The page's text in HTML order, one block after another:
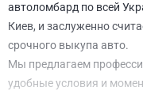
автоломбард по всей
Киев, и заслуженно
срочного выкупа авто.
Мы предлагаем
удобные условия и